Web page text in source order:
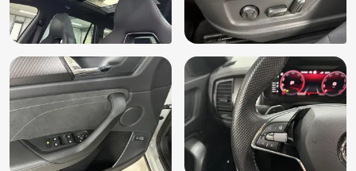
Lichtmetalen velgen 5-spaaks 19"
Matrix LED koplampen
Microvezel bekleding
Microvezel interieurdelen
Mistlampen voor adaptief
Multimedia-voorbereiding
Multimedia scherm middel